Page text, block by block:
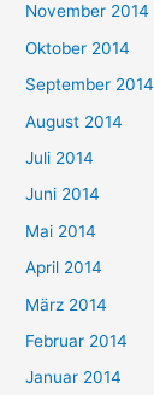
November 2014
Oktober 2014
September 2014
August 2014
Juli 2014
Juni 2014
Mai 2014
April 2014
März 2014
Februar 2014
Januar 2014